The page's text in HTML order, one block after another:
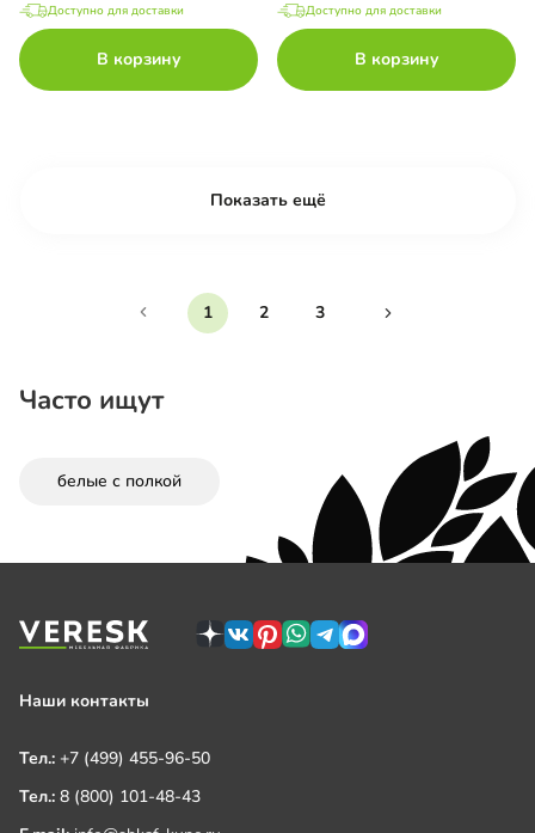
Доступно для доставки
В корзину
Доступно для доставки
В корзину
Показать ещё
1 2 3
Часто ищут
белые с полкой
Наши контакты
Тел.: +7 (499) 455-96-50
Тел.: 8 (800) 101-48-43